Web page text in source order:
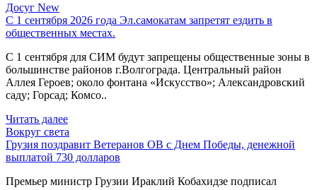
Досуг New
С 1 сентября 2026 года Эл.самокатам запретят ездить в
общественных местах.
С 1 сентября для СИМ будут запрещены общественные зоны в
большинстве районов г.Волгограда. Центральный район
Аллея Героев; около фонтана «Искусство»; Александровский
саду; Горсад; Комсо..
Читать далее
Вокруг света
Грузия поздравит Ветеранов ОВ с Днем Победы, денежной
выплатой 730 долларов
Премьер министр Грузии Ираклий Кобахидзе подписал